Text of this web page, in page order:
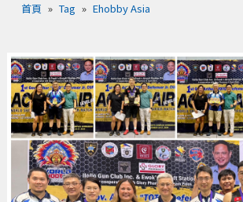
首頁 » Tag » Ehobby Asia